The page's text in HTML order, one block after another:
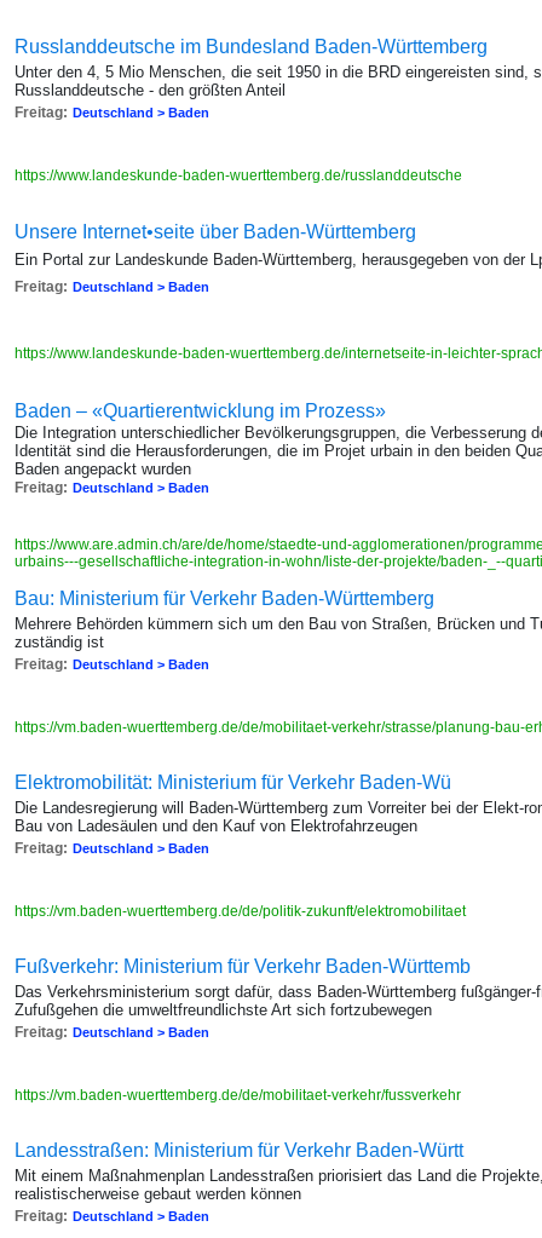
Russlanddeutsche im Bundesland Baden-Württemberg
Unter den 4, 5 Mio Menschen, die seit 1950 in die BRD eingereisten sind,
Russlanddeutsche - den größten Anteil
Freitag: Deutschland > Baden
https://www.landeskunde-baden-wuerttemberg.de/russlanddeutsche
Unsere Internet•seite über Baden-Württemberg
Ein Portal zur Landeskunde Baden-Württemberg, herausgegeben von der
Freitag: Deutschland > Baden
https://www.landeskunde-baden-wuerttemberg.de/internetseite-in-leichter-
Baden – «Quartierentwicklung im Prozess»
Die Integration unterschiedlicher Bevölkerungsgruppen, die Verbesserung
Identität sind die Herausforderungen, die im Projet urbain in den beiden
Baden angepackt wurden
Freitag: Deutschland > Baden
https://www.are.admin.ch/are/de/home/staedte-und-agglomerationen/
urbains---gesellschaftliche-integration-in-wohn/liste-der-projekte/baden-_--
Bau: Ministerium für Verkehr Baden-Württemberg
Mehrere Behörden kümmern sich um den Bau von Straßen, Brücken und
zuständig ist
Freitag: Deutschland > Baden
https://vm.baden-wuerttemberg.de/de/mobilitaet-verkehr/strasse/planung-bau-
Elektromobilität: Ministerium für Verkehr Baden-Wü
Die Landesregierung will Baden-Württemberg zum Vorreiter bei der Elekt-
Bau von Ladesäulen und den Kauf von Elektrofahrzeugen
Freitag: Deutschland > Baden
https://vm.baden-wuerttemberg.de/de/politik-zukunft/elektromobilitaet
Fußverkehr: Ministerium für Verkehr Baden-Württemb
Das Verkehrsministerium sorgt dafür, dass Baden-Württemberg
Zufußgehen die umweltfreundlichste Art sich fortzubewegen
Freitag: Deutschland > Baden
https://vm.baden-wuerttemberg.de/de/mobilitaet-verkehr/fussverkehr
Landesstraßen: Ministerium für Verkehr Baden-Württ
Mit einem Maßnahmenplan Landesstraßen priorisiert das Land die
realistischerweise gebaut werden können
Freitag: Deutschland > Baden